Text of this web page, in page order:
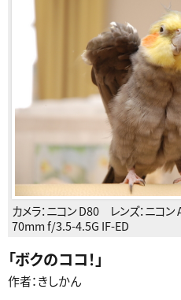
カメラ：ニコン D80 レンズ：ニコ
70mm f/3.5-4.5G IF-ED
「ボクのココ！ 」
作者：きしかん